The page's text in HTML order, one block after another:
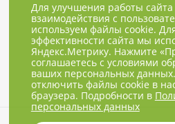
Для улучшения работы сайта
взаимодействия с
используем файлы cookie.
эффективности сайта мы
Яндекс.Метрику. Нажмите
соглашаетесь с условиями
ваших персональных
отключить файлы cookie в
браузера. Подробности в
персональных данных